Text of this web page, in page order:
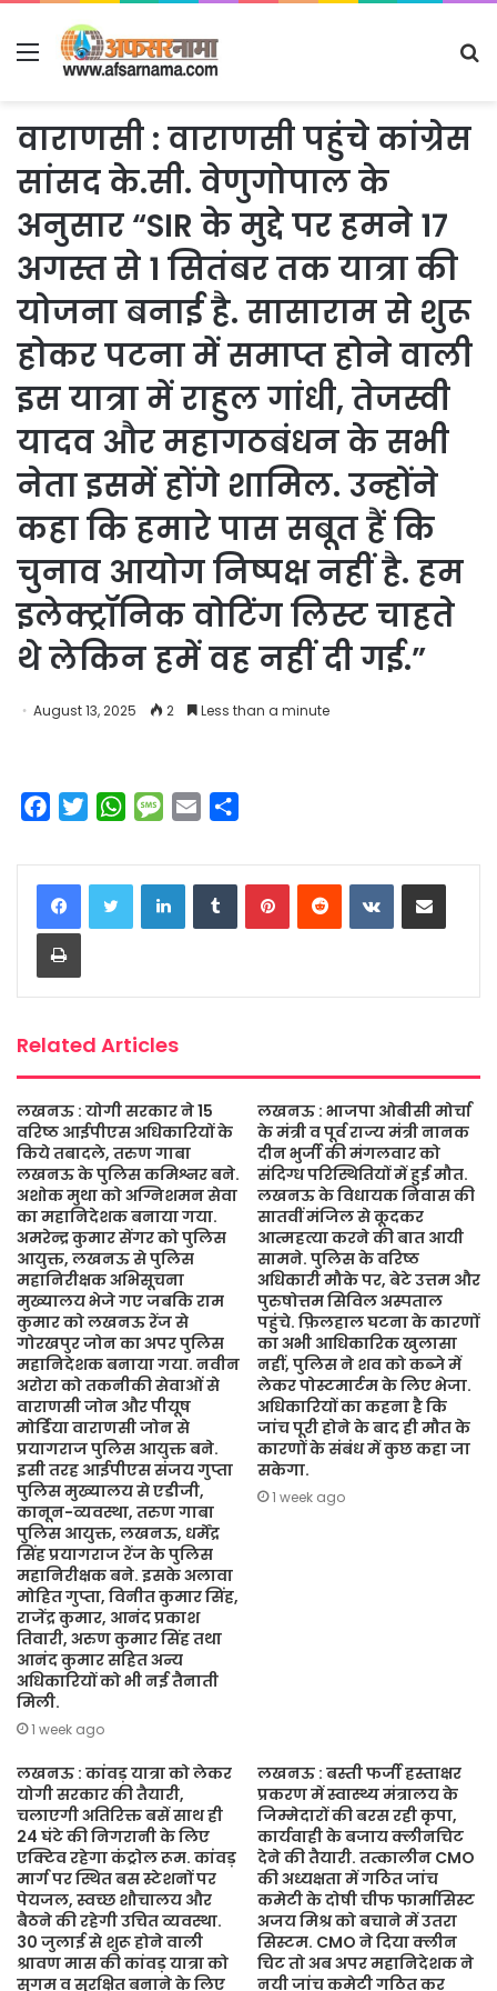
Menu
वाराणसी : वाराणसी पहुंचे कांग्रेस
सांसद के.सी. वेणुगोपाल के
अनुसार “SIR के मुद्दे पर हमने 17
अगस्त से 1 सितंबर तक यात्रा की
योजना बनाई है. सासाराम से शुरू
होकर पटना में समाप्त होने वाली
इस यात्रा में राहुल गांधी, तेजस्वी
यादव और महागठबंधन के सभी
नेता इसमें होंगे शामिल. उन्होंने
कहा कि हमारे पास सबूत हैं कि
चुनाव आयोग निष्पक्ष नहीं है. हम
इलेक्ट्रॉनिक वोटिंग लिस्ट चाहते
थे लेकिन हमें वह नहीं दी गई.”
August 13, 2025 2 Less than a minute
c
e
b
o
o
i
t
t
W
a
t
s
M
s
s
a
a
i
a
r
e
LinkedInTumblrPinterestReddit VKontakteShare via Email
Print
Related Articles
लखनऊ : योगी सरकार ने 15
वरिष्ठ आईपीएस अधिकारियों के
किये तबादले, तरुण गाबा
लखनऊ के पुलिस कमिश्नर बने.
अशोक मुथा को अग्निशमन सेवा
का महानिदेशक बनाया गया.
अमरेन्द्र कुमार सेंगर को पुलिस
आयुक्त, लखनऊ से पुलिस
महानिरीक्षक अभिसूचना
मुख्यालय भेजे गए जबकि राम
कुमार को लखनऊ रेंज से
गोरखपुर जोन का अपर पुलिस
महानिदेशक बनाया गया. नवीन
अरोरा को तकनीकी सेवाओं से
वाराणसी जोन और पीयूष
मोर्डिया वाराणसी जोन से
प्रयागराज पुलिस आयुक्त बने.
इसी तरह आईपीएस संजय गुप्ता
पुलिस मुख्यालय से एडीजी,
कानून-व्यवस्था, तरुण गाबा
पुलिस आयुक्त, लखनऊ, धर्मेंद्र
सिंह प्रयागराज रेंज के पुलिस
महानिरीक्षक बने. इसके अलावा
मोहित गुप्ता, विनीत कुमार सिंह,
राजेंद्र कुमार, आनंद प्रकाश
तिवारी, अरुण कुमार सिंह तथा
आनंद कुमार सहित अन्य
अधिकारियों को भी नई तैनाती
मिली.
1 week ago
लखनऊ : भाजपा ओबीसी मोर्चा
के मंत्री व पूर्व राज्य मंत्री नानक
दीन भुर्जी की मंगलवार को
संदिग्ध परिस्थितियों में हुई मौत.
लखनऊ के विधायक निवास की
सातवीं मंजिल से कूदकर
आत्महत्या करने की बात आयी
सामने. पुलिस के वरिष्ठ
अधिकारी मौके पर, बेटे उत्तम और
पुरुषोत्तम सिविल अस्पताल
पहुंचे. फ़िलहाल घटना के कारणों
का अभी आधिकारिक खुलासा
नहीं, पुलिस ने शव को कब्जे में
लेकर पोस्टमार्टम के लिए भेजा.
अधिकारियों का कहना है कि
जांच पूरी होने के बाद ही मौत के
कारणों के संबंध में कुछ कहा जा
सकेगा.
1 week ago
लखनऊ : कांवड़ यात्रा को लेकर
योगी सरकार की तैयारी,
चलाएगी अतिरिक्त बसें साथ ही
24 घंटे की निगरानी के लिए
एक्टिव रहेगा कंट्रोल रूम. कांवड़
मार्ग पर स्थित बस स्टेशनों पर
पेयजल, स्वच्छ शौचालय और
बैठने की रहेगी उचित व्यवस्था.
30 जुलाई से शुरू होने वाली
श्रावण मास की कांवड़ यात्रा को
सुगम व सुरक्षित बनाने के लिए
लखनऊ : बस्ती फर्जी हस्ताक्षर
प्रकरण में स्वास्थ्य मंत्रालय के
जिम्मेदारों की बरस रही कृपा,
कार्यवाही के बजाय क्लीनचिट
देने की तैयारी. तत्कालीन CMO
की अध्यक्षता में गठित जांच
कमेटी के दोषी चीफ फार्मासिस्ट
अजय मिश्र को बचाने में उतरा
सिस्टम. CMO ने दिया क्लीन
चिट तो अब अपर महानिदेशक ने
नयी जांच कमेटी गठित कर